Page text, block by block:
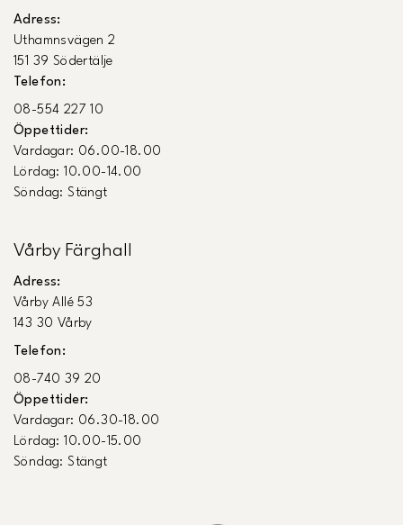
Adress:
Uthamnsvägen 2
151 39 Södertälje
Telefon:
08-554 227 10
Öppettider:
Vardagar: 06.00-18.00
Lördag: 10.00-14.00
Söndag: Stängt
Vårby Färghall
Adress:
Vårby Allé 53
143 30 Vårby
Telefon:
08-740 39 20
Öppettider:
Vardagar: 06.30-18.00
Lördag: 10.00-15.00
Söndag: Stängt